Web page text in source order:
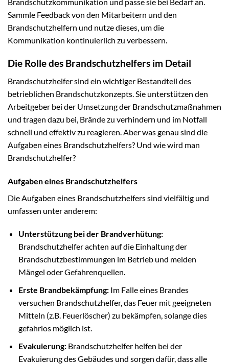
Brandschutzkommunikation und passe sie bei Bedarf an.
Sammle Feedback von den Mitarbeitern und den
Brandschutzhelfern und nutze dieses, um die
Kommunikation kontinuierlich zu verbessern.
Die Rolle des Brandschutzhelfers im Detail
Brandschutzhelfer sind ein wichtiger Bestandteil des
betrieblichen Brandschutzkonzepts. Sie unterstützen den
Arbeitgeber bei der Umsetzung der Brandschutzmaßnahmen
und tragen dazu bei, Brände zu verhindern und im Notfall
schnell und effektiv zu reagieren. Aber was genau sind die
Aufgaben eines Brandschutzhelfers? Und wie wird man
Brandschutzhelfer?
Aufgaben eines Brandschutzhelfers
Die Aufgaben eines Brandschutzhelfers sind vielfältig und
umfassen unter anderem:
Unterstützung bei der Brandverhütung:
Brandschutzhelfer achten auf die Einhaltung der
Brandschutzbestimmungen im Betrieb und melden
Mängel oder Gefahrenquellen.
Erste Brandbekämpfung:Im Falle eines Brandes
versuchen Brandschutzhelfer, das Feuer mit geeigneten
Mitteln (z.B. Feuerlöscher) zu bekämpfen, solange dies
gefahrlos möglich ist.
Evakuierung:Brandschutzhelfer helfen bei der
Evakuierung des Gebäudes und sorgen dafür, dass alle